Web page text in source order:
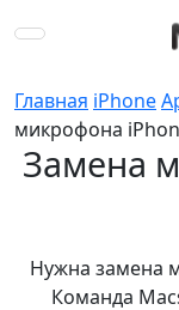
Главная iPhone
микрофона
Замена
Нужна замена
Команда